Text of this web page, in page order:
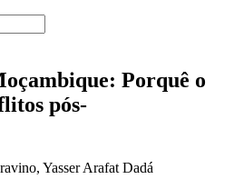
Porquê o
pós-
Yasser Arafat Dadá